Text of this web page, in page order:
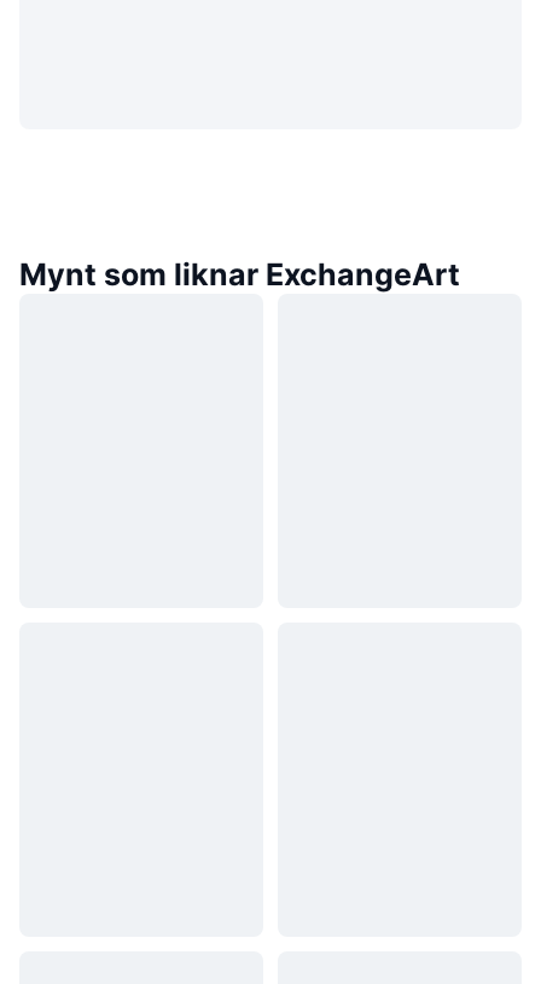
Mynt som liknar ExchangeArt